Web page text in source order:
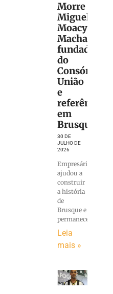
Morre
Miguel
Moacyr
Machado,
fundador
do
Consórcio
União
e
referência
em
Brusque
30 DE
JULHO DE
2026
Empresário
ajudou a
construir
a história
de
Brusque e
permaneceu
Leia
mais »